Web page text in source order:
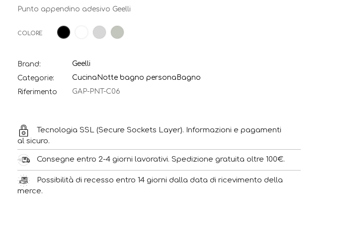
Punto appendino adesivo Geelli
COLORE Nero BiancoGrigio
Luce
Tortora
Brand:
Geelli
Categorie:
Cucina Notte bagno persona Bagno
Riferimento
GAP-PNT-C06
Tecnologia SSL (Secure Sockets Layer). Informazioni e pagamenti
al sicuro.
Consegne entro 2-4 giorni lavorativi. Spedizione gratuita oltre 100€.
Possibilità di recesso entro 14 giorni dalla data di ricevimento della
merce.